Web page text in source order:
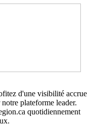
d'une visibilité accrue
plateforme leader.
quotidiennement